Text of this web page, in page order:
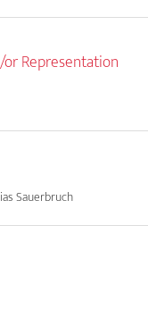
Representation
Sauerbruch